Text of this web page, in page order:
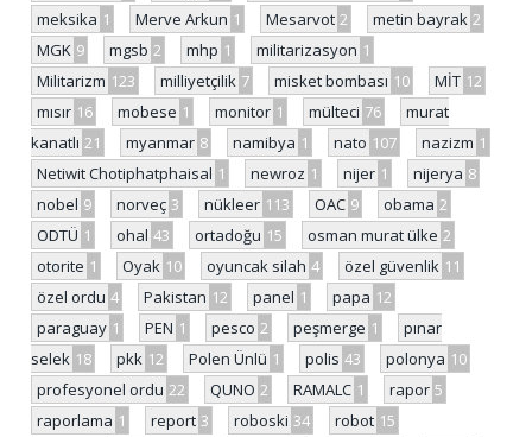
meksika 1 Merve Arkun 1 Mesarvot 2 metin bayrak 2
MGK 9 mgsb 2 mhp 1 militarizasyon 1
Militarizm 123 milliyetçilik 7 misket bombası 10 MİT 12
mısır 16 mobese 1 monitor 1 mülteci 76
murat
kanatlı 21 myanmar 8 namibya 1 nato 107 nazizm 1
Netiwit Chotiphatphaisal 1 newroz 1 nijer 1 nijerya 8
nobel 9 norveç 3 nükleer 113 OAC 9 obama 2
ODTÜ 1 ohal 43 ortadoğu 15 osman murat ülke 2
otorite 1 Oyak 10 oyuncak silah 4 özel güvenlik 11
özel ordu 4 Pakistan 12 panel 1 papa 12
paraguay 1 PEN 1 pesco 2 peşmerge 1
pınar
selek 18 pkk 12 Polen Ünlü 1 polis 43 polonya 10
profesyonel ordu 22 QUNO 2 RAMALC 1 rapor 5
raporlama 1 report 3 roboski 34 robot 15